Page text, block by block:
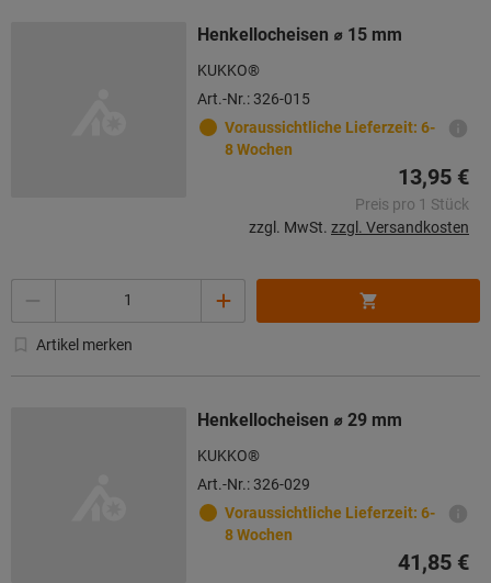
Henkellocheisen ⌀ 15 mm
KUKKO®
Art.-Nr.: 326-015
Voraussichtliche Lieferzeit: 6-
8 Wochen
13,95 €
Preis pro 1 Stück
zzgl. MwSt. zzgl. Versandkosten
Artikel merken
Henkellocheisen ⌀ 29 mm
KUKKO®
Art.-Nr.: 326-029
Voraussichtliche Lieferzeit: 6-
8 Wochen
41,85 €